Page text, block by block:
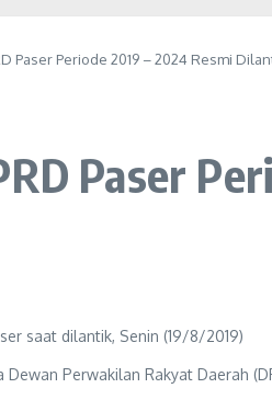
Paser Periode 2019 – 2024 Resmi
Paser
saat dilantik, Senin (19/8/2019)
Dewan Perwakilan Rakyat